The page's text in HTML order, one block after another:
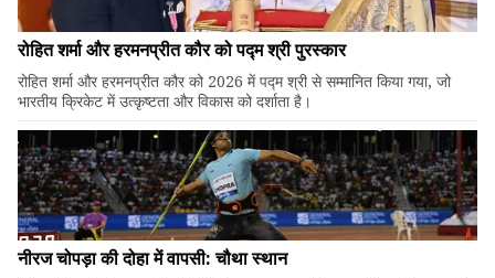
रोहित शर्मा और हरमनप्रीत कौर को पद्म श्री पुरस्कार
रोहित शर्मा और हरमनप्रीत कौर को 2026 में पद्म श्री से सम्मानित किया गया, जो
भारतीय क्रिकेट में उत्कृष्टता और विकास को दर्शाता है।
नीरज चोपड़ा की दोहा में वापसी: चौथा स्थान